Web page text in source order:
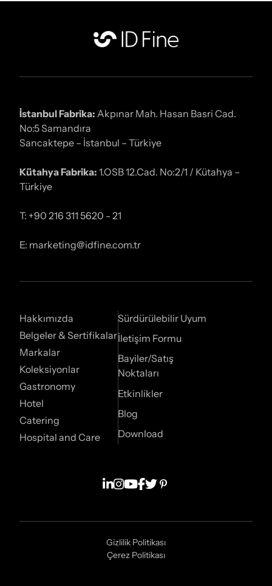
İstanbul Fabrika: Akpınar Mah. Hasan Basri Cad.
No:5 Samandıra
Sancaktepe – İstanbul – Türkiye
Kütahya Fabrika: 1.OSB 12.Cad. No:2/1 / Kütahya –
Türkiye
T: +90 216 311 5620 - 21
E: marketing@idfine.com.tr
Hakkımızda
Belgeler & Sertifikalar
Markalar
Koleksiyonlar
Gastronomy
Hotel
Catering
Hospital and Care
Sürdürülebilir Uyum
İletişim Formu
Bayiler/Satış
Noktaları
Etkinlikler
Blog
Download
Gizlilik Politikası
Çerez Politikası